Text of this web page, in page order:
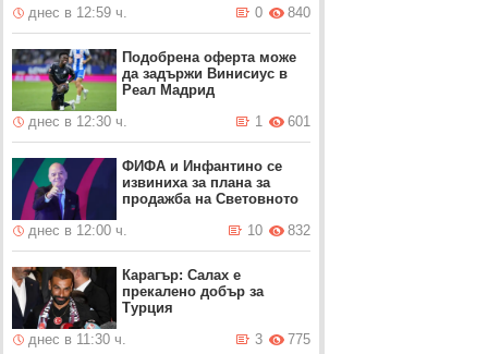
днес в 12:59 ч.
840
0
Подобрена оферта може
да задържи Винисиус в
Реал Мадрид
днес в 12:30 ч.
601
1
ФИФА и Инфантино се
извиниха за плана за
продажба на Световното
днес в 12:00 ч.
832
10
Карагър: Салах е
прекалено добър за
Турция
днес в 11:30 ч.
775
3